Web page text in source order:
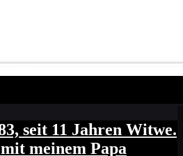
seit 11 Jahren Witwe.
meinem Papa